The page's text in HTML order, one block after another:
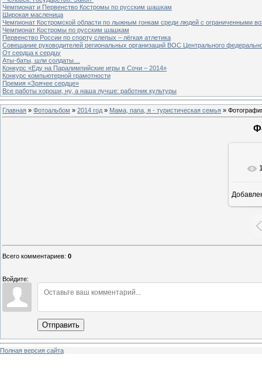
Чемпионат и Первенство Костромы по русским шашкам
Широкая масленица
Чемпионат Костромской области по лыжным гонкам среди людей с ограниченными
Чемпионат Костромы по русским шашкам
Первенство России по спорту слепых – лёгкая атлетика
Совещание руководителей региональных организаций ВОС Центрального
От сердца к сердцу
Аты-баты, шли солдаты…
Конкурс «Еду на Паралимпийские игры в Сочи – 2014»
Конкурс компьютерной грамотности
Премия «Зрячее сердце»
Все работы хороши, ну, а наша лучше: работник культуры
Главная » Фотоальбом » 2014 год » Мама, папа, я - туристическая семья »
Всего комментариев: 0
Войдите:
Отправить
Полная версия сайта